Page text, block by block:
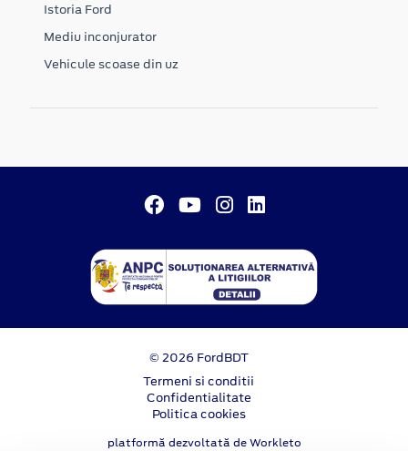
Istoria Ford
Mediu inconjurator
Vehicule scoase din uz
© 2026 FordBDT
Termeni si conditii
Confidentialitate
Politica cookies
platformă dezvoltată de Workleto